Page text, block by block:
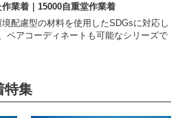
業着｜15000自重堂作業着
配慮型の材料を使用したSDGsに対応し
ペアコーディネートも可能なシリーズで
特集